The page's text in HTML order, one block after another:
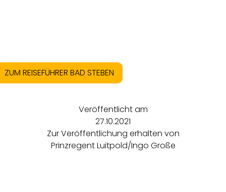
ZUM REISEFÜHRER BAD STEBEN
Veröffentlicht am
27.10.2021
Zur Veröffentlichung erhalten von
Prinzregent Luitpold/Ingo Große